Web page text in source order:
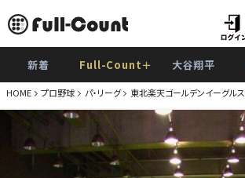
新着 Full-Count＋ 大谷翔平
HOME プロ野球 パ・リーグ 東北楽天ゴールデンイーグルス